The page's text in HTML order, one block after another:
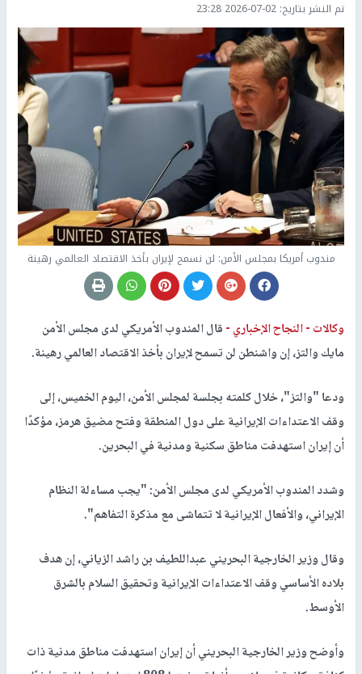
تم النشر بتاريخ: 2026-07-02 23:28
مندوب أمريكا بمجلس الأمن: لن نسمح لإيران بأخذ الاقتصاد العالمي رهينة
وكالات -النجاح الإخباري -قال المندوب الأمريكي لدى مجلس الأمن
مايك والتز، إن واشنطن لن تسمح لإيران بأخذ الاقتصاد العالمي رهينة.
ودعا "والتز"، خلال كلمته بجلسة لمجلس الأمن، اليوم الخميس، إلى
وقف الاعتداءات الإيرانية على دول المنطقة وفتح مضيق هرمز، مؤكدًا
أن إيران استهدفت مناطق سكنية ومدنية في البحرين.
وشدد المندوب الأمريكي لدى مجلس الأمن: "يجب مساءلة النظام
الإيراني، والأفعال الإيرانية لا تتماشى مع مذكرة التفاهم".
وقال وزير الخارجية البحريني عبداللطيف بن راشد الزياني، إن هدف
بلاده الأساسي وقف الاعتداءات الإيرانية وتحقيق السلام بالشرق
الأوسط.
وأوضح وزير الخارجية البحريني أن إيران استهدفت مناطق مدنية ذات